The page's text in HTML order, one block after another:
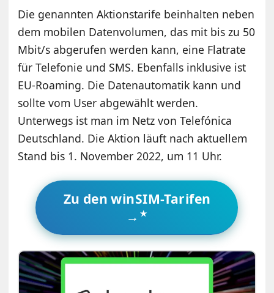
Die genannten Aktionstarife beinhalten neben
dem mobilen Datenvolumen, das mit bis zu 50
Mbit/s abgerufen werden kann, eine Flatrate
für Telefonie und SMS. Ebenfalls inklusive ist
EU-Roaming. Die Datenautomatik kann und
sollte vom User abgewählt werden.
Unterwegs ist man im Netz von Telefónica
Deutschland. Die Aktion läuft nach aktuellem
Stand bis 1. November 2022, um 11 Uhr.
Zu den winSIM-Tarifen
→